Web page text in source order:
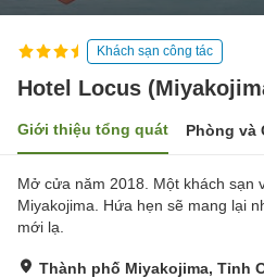
Khách sạn công tác
Hotel Locus
Giới thiệu tổng quát Phòng và
Mở cửa năm 2018. Một khách sạn
Miyakojima. Hứa hẹn sẽ mang lại
mới lạ.
Thành phố Miyakojima, Tỉnh